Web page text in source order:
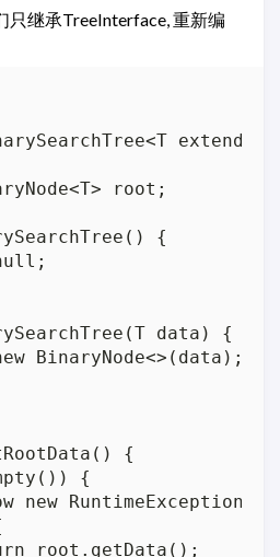
只继承TreeInterface, 重新编
extends
root;
{
data) {
BinaryNode<>(data);
{
{
new RuntimeException("树
root.getData();